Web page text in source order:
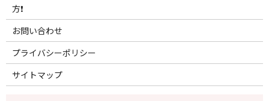
方❗️
お問い合わせ
プライバシーポリシー
サイトマップ